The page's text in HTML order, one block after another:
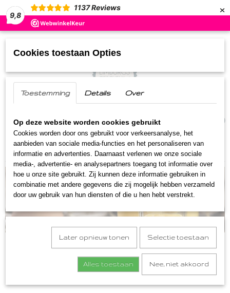
9,8
1137 Reviews ×
(0)
Home >Streekproducten Beukenneutje advocaat
Cookies toestaan Opties
Toestemming Details Over
Op deze website worden cookies gebruikt
Cookies worden door ons gebruikt voor verkeersanalyse, het
aanbieden van sociale media-functies en het personaliseren van
informatie en advertenties. Daarnaast verlenen we onze sociale
media-, advertentie- en analysepartners toegang tot informatie over
hoe u onze site gebruikt. Zij kunnen deze informatie gebruiken in
combinatie met andere gegevens die zij mogelijk hebben verzameld
door uw gebruik van hun diensten of die u hen hebt verstrekt.
Later opnieuw tonen Selectie toestaan
Alles toestaan Nee, niet akkoord